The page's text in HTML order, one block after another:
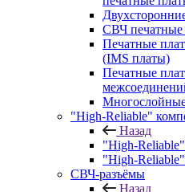
СВЧ печатные
Печатные
(IMS платы)
Печатные
"High-Reliable"
Назад
"High-
"High-
СВЧ-разъёмы
Назад